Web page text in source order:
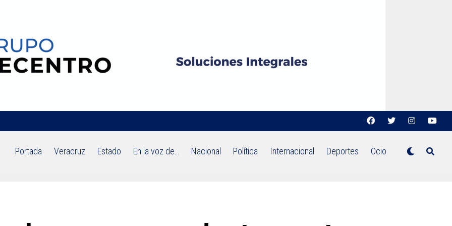
Portada Veracruz Estado En la voz de… Nacional Política Internacional Deportes Ocio